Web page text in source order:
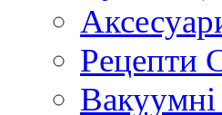
Рецепти